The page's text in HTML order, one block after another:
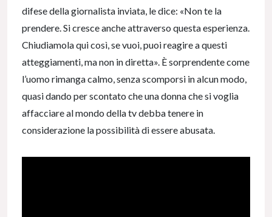
difese della giornalista inviata, le dice: «Non te la
prendere. Si cresce anche attraverso questa esperienza.
Chiudiamola qui così, se vuoi, puoi reagire a questi
atteggiamenti, ma non in diretta». È sorprendente come
l’uomo rimanga calmo, senza scomporsi in alcun modo,
quasi dando per scontato che una donna che si voglia
affacciare al mondo della tv debba tenere in
considerazione la possibilità di essere abusata.